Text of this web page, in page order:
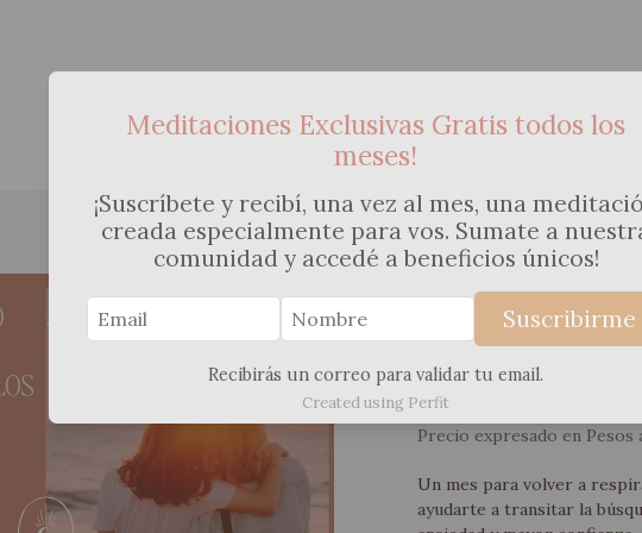
Meditaciones Exclusivas Gratis todos los
meses!
¡Suscríbete y recibí, una vez al mes, una
creada especialmente para vos. Sumate a
comunidad y accedé a beneficios únicos!
Suscribirme
Recibirás un correo para validar tu email.
Created using Perfit
Frecuencia
Método
Casa
Meditaciones
Explorá
Kits
Búsqueda del
$150.000
Precio expresado en Pesos
Un mes para volver a
ayudarte a transitar la